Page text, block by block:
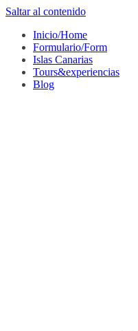
Saltar al contenido
Inicio/Home
Formulario/Form
Islas Canarias
Tours&experiencias
Blog